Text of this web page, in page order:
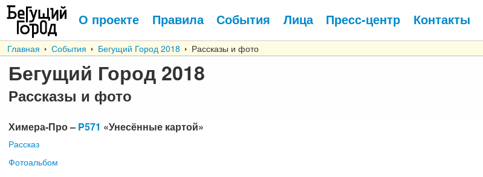
О проекте Правила События Лица Пресс-центр Контакты
Главная События Бегущий Город 2018 Рассказы и фото
Бегущий Город 2018
Рассказы и фото
Химера-Про – P571 «Унесённые картой»
Рассказ
Фотоальбом